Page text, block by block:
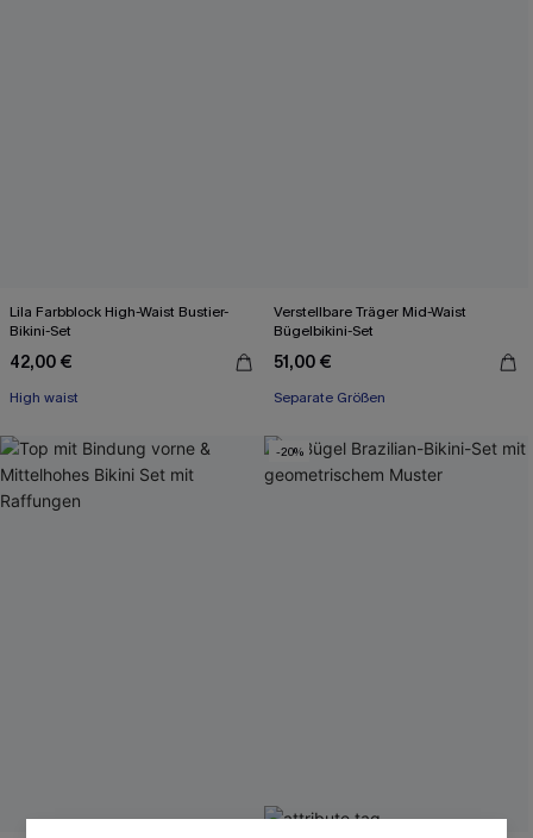
Lila Farbblock High-Waist Bustier-
Bikini-Set
42,00 €
High waist
Verstellbare Träger Mid-Waist
Bügelbikini-Set
51,00 €
Separate Größen
-20%